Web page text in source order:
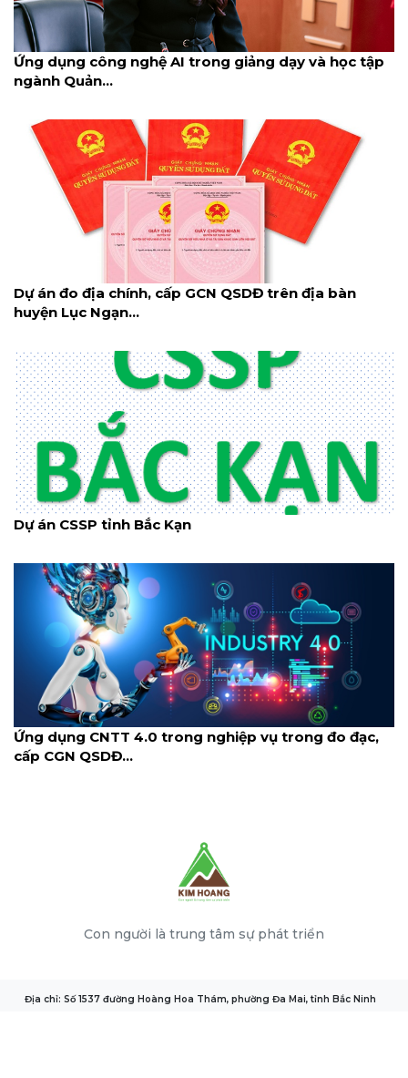
Ứng dụng công nghệ AI trong giảng dạy và học tập
ngành Quản...
Dự án đo địa chính, cấp GCN QSDĐ trên địa bàn
huyện Lục Ngạn...
Dự án CSSP tỉnh Bắc Kạn
Ứng dụng CNTT 4.0 trong nghiệp vụ trong đo đạc,
cấp CGN QSDĐ...
Con người là trung tâm sự phát triển
Địa chỉ: Số 1537 đường Hoàng Hoa Thám, phường Đa Mai, tỉnh Bắc Ninh